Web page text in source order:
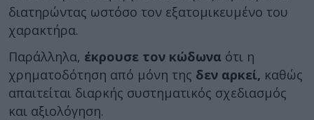
διατηρώντας ωστόσο τον εξατομικευμένο του
χαρακτήρα.
Παράλληλα, έκρουσε τον κώδωνα ότι η
χρηματοδότηση από μόνη της δεν αρκεί, καθώς
απαιτείται διαρκής συστηματικός σχεδιασμός
και αξιολόγηση.